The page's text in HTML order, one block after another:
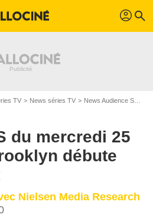
profil search
TV News séries TV News Audience Séries TV
du mercredi 25
débute
Nielsen Media Research